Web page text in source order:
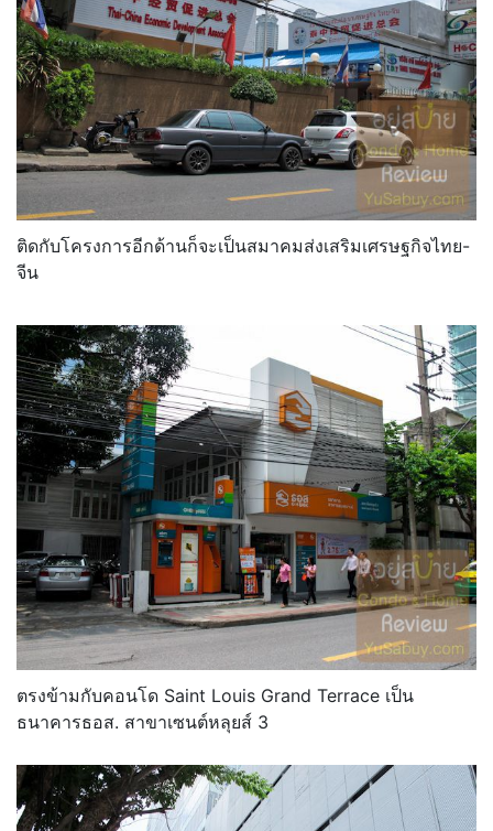
ติดกับโครงการอีกด้านก็จะเป็นสมาคมส่งเสริมเศรษฐกิจไทย-
จีน
ตรงข้ามกับคอนโด Saint Louis Grand Terrace เป็น
ธนาคารธอส. สาขาเซนต์หลุยส์ 3